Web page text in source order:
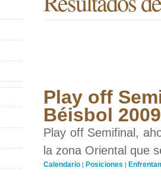
Play off
Béisbol
Play off Semifinal,
la zona Oriental que
Calendario | Posiciones |